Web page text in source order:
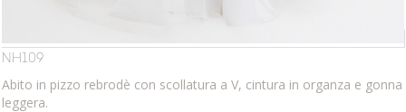
NH109
Abito in pizzo rebrodè con scollatura a V, cintura in organza e gonna
leggera.